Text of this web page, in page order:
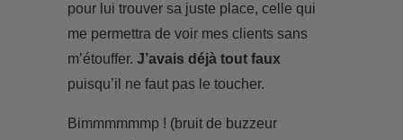
pour lui trouver sa juste place, celle qui
me permettra de voir mes clients sans
m’étouffer. J’avais déjà tout faux
puisqu’il ne faut pas le toucher.
Bimmmmmmp ! (bruit de buzzeur